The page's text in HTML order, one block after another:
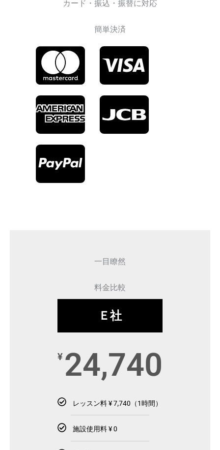
カード・振込・振替に対応
簡単決済
一目瞭然
料金比較
Ｅ社
¥ 24,740
レッスン料 ¥ 7,740（1時間）
施設使用料 ¥ 0